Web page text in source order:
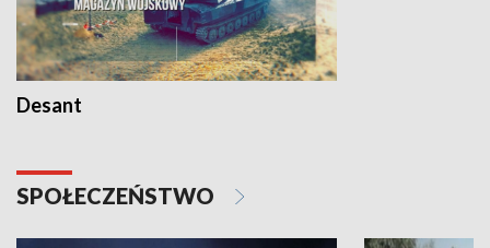
Desant
SPOŁECZEŃSTWO